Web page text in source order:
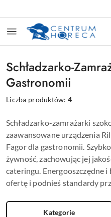
Schładzarko-
Gastronomii
Liczba produktów:4
Schładzarko-zamrażarki
zaawansowane urządzenia
Fagor dla gastronomii.
żywność, zachowując jej
cateringu. Energooszczędne i
ofertę i podnieś standardy
Kategorie